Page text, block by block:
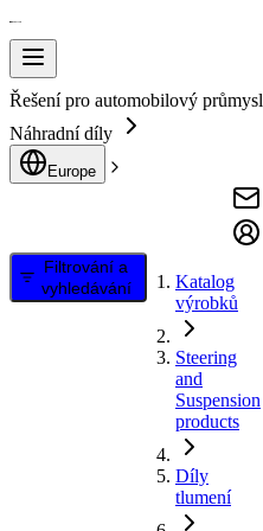
Řešení pro automobilový průmysl
Náhradní díly
Europe
Filtrování a
vyhledávání
Katalog
výrobků
Steering
and
Suspension
products
Díly
tlumení